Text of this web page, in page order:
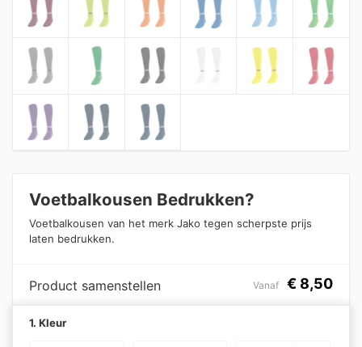
Voetbalkousen Bedrukken?
Voetbalkousen van het merk Jako tegen scherpste prijs
laten bedrukken.
Product samenstellen Vanaf € 8,50
1. Kleur